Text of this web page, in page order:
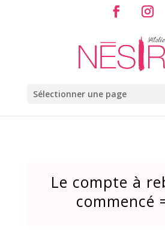
Sélectionner une page
Le compte à
commencé